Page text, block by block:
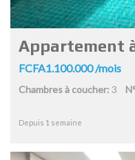
Appartement
FCFA1.100.000 /mois
Chambres à coucher: 3
Depuis 1 semaine